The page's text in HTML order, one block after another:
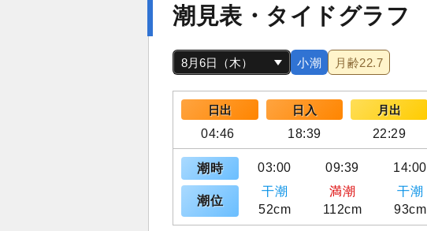
潮見表・タイドグラフ
小潮 月齢22.7
日出 日入 月出
04:46
18:39 22:29
潮時 03:00 09:39 14:00
潮位
干潮 満潮 干潮
52cm
112cm 93cm